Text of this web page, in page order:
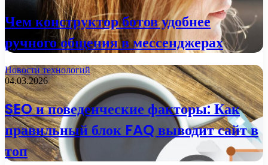
Чем конструктор ботов удобнее
ручного общения в мессенджерах
Новости технологий
04.03.2026
SEO и поведенческие факторы: Как
правильный блок FAQ выводит сайт в
топ